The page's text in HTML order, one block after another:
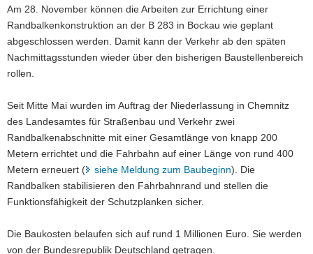
a
v
i
g
a
i
o
n
Am 28. November können die Arbeiten zur Errichtung einer
Randbalkenkonstruktion an der B 283 in Bockau wie geplant
abgeschlossen werden. Damit kann der Verkehr ab den späten
Nachmittagsstunden wieder über den bisherigen Baustellenbereich
rollen.
Seit Mitte Mai wurden im Auftrag der Niederlassung in Chemnitz
des Landesamtes für Straßenbau und Verkehr zwei
Randbalkenabschnitte mit einer Gesamtlänge von knapp 200
Metern errichtet und die Fahrbahn auf einer Länge von rund 400
Metern erneuert (
siehe Meldung zum Baubeginn). Die
Randbalken stabilisieren den Fahrbahnrand und stellen die
Funktionsfähigkeit der Schutzplanken sicher.
Die Baukosten belaufen sich auf rund 1 Millionen Euro. Sie werden
von der Bundesrepublik Deutschland getragen.